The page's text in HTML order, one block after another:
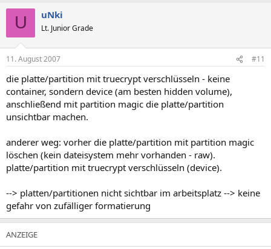
U uNki
Lt. Junior Grade
11. August 2007 #11
die platte/partition mit truecrypt verschlüsseln - keine
container, sondern device (am besten hidden volume),
anschließend mit partition magic die platte/partition
unsichtbar machen.
anderer weg: vorher die platte/partition mit partition magic
löschen (kein dateisystem mehr vorhanden - raw).
platte/partition mit truecrypt verschlüsseln (device).
--> platten/partitionen nicht sichtbar im arbeitsplatz --> keine
gefahr von zufälliger formatierung